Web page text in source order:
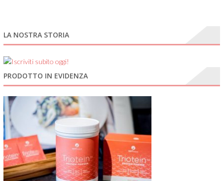
LA NOSTRA STORIA
PRODOTTO IN EVIDENZA